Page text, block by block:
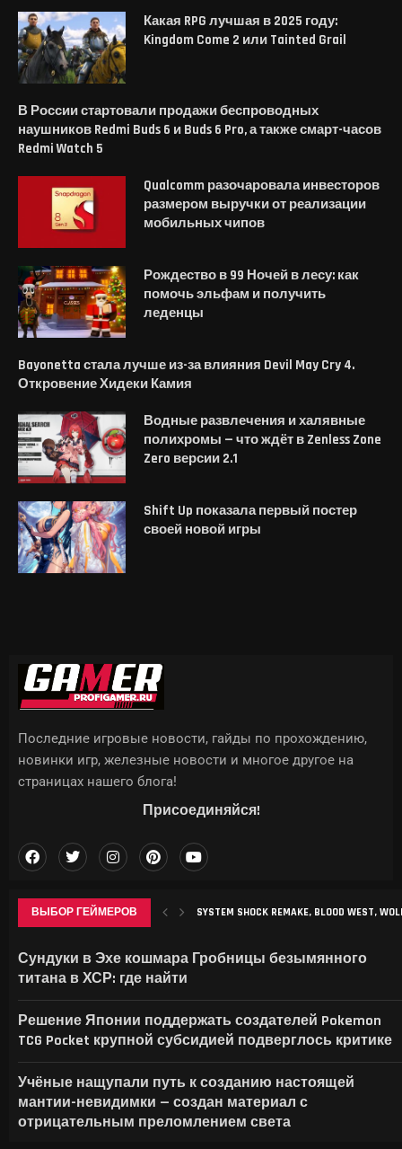
Какая RPG лучшая в 2025 году:
Kingdom Come 2 или Tainted Grail
В России стартовали продажи беспроводных
наушников Redmi Buds 6 и Buds 6 Pro, а также смарт-часов
Redmi Watch 5
Qualcomm разочаровала инвесторов
размером выручки от реализации
мобильных чипов
Рождество в 99 Ночей в лесу: как
помочь эльфам и получить
леденцы
Bayonetta стала лучше из-за влияния Devil May Cry 4.
Откровение Хидеки Камия
Водные развлечения и халявные
полихромы — что ждёт в Zenless Zone
Zero версии 2.1
Shift Up показала первый постер
своей новой игры
ВЫБОР ГЕЙМЕРОВ SYSTEM SHOCK REMAKE, BLOOD WEST,
Сундуки в Эхе кошмара Гробницы безымянного
титана в ХСР: где найти
Решение Японии поддержать создателей Pokemon
TCG Pocket крупной субсидией подверглось критике
Учёные нащупали путь к созданию настоящей
мантии-невидимки — создан материал с
отрицательным преломлением света
Последние игровые новости, гайды по прохождению,
новинки игр, железные новости и многое другое на
страницах нашего блога!
Присоединяйся!